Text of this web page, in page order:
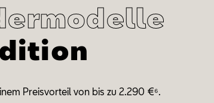
Preisvorteil von bis zu 2.290 €⁶.